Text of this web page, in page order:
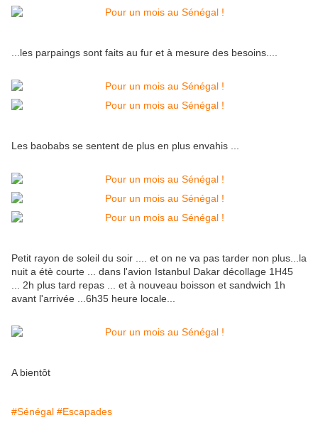
...les parpaings sont faits au fur et à mesure des besoins....
Les baobabs se sentent de plus en plus envahis ...
Petit rayon de soleil du soir .... et on ne va pas tarder non plus...la
nuit a étè courte ... dans l'avion Istanbul Dakar décollage 1H45
... 2h plus tard repas ... et à nouveau boisson et sandwich 1h
avant l'arrivée ...6h35 heure locale...
A bientôt
#Sénégal #Escapades